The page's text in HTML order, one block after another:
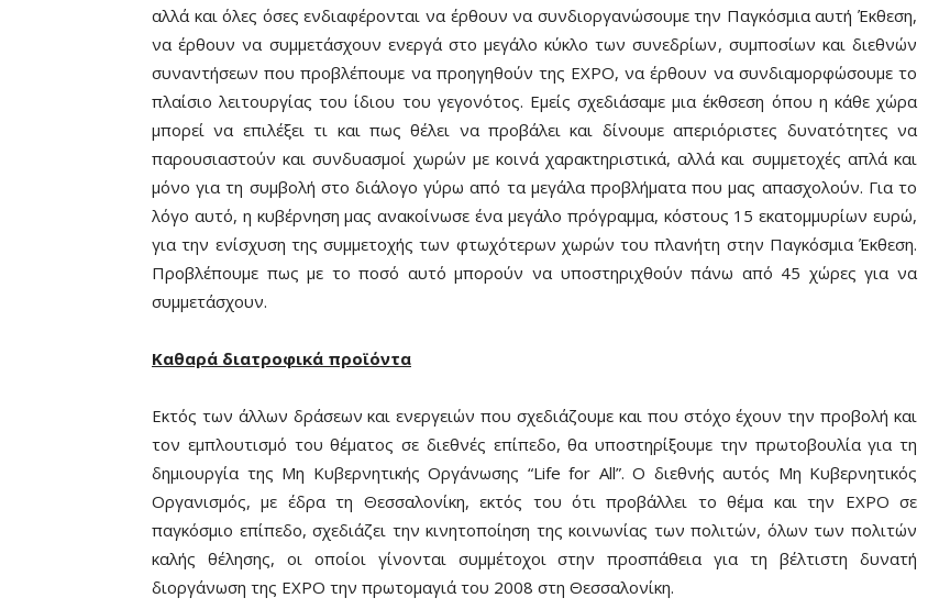
αλλά και όλες όσες ενδιαφέρονται να έρθουν να συνδιοργανώσουμε την Παγκόσμια αυτή Έκθεση,
να έρθουν να συμμετάσχουν ενεργά στο μεγάλο κύκλο των συνεδρίων, συμποσίων και διεθνών
συναντήσεων που προβλέπουμε να προηγηθούν της EXPO, να έρθουν να συνδιαμορφώσουμε το
πλαίσιο λειτουργίας του ίδιου του γεγονότος. Εμείς σχεδιάσαμε μια έκθσεση όπου η κάθε χώρα
μπορεί να επιλέξει τι και πως θέλει να προβάλει και δίνουμε απεριόριστες δυνατότητες να
παρουσιαστούν και συνδυασμοί χωρών με κοινά χαρακτηριστικά, αλλά και συμμετοχές απλά και
μόνο για τη συμβολή στο διάλογο γύρω από τα μεγάλα προβλήματα που μας απασχολούν. Για το
λόγο αυτό, η κυβέρνηση μας ανακοίνωσε ένα μεγάλο πρόγραμμα, κόστους 15 εκατομμυρίων ευρώ,
για την ενίσχυση της συμμετοχής των φτωχότερων χωρών του πλανήτη στην Παγκόσμια Έκθεση.
Προβλέπουμε πως με το ποσό αυτό μπορούν να υποστηριχθούν πάνω από 45 χώρες για να
συμμετάσχουν.
Καθαρά διατροφικά προϊόντα
Eκτός των άλλων δράσεων και ενεργειών που σχεδιάζουμε και που στόχο έχουν την προβολή και
τον εμπλουτισμό του θέματος σε διεθνές επίπεδο, θα υποστηρίξουμε την πρωτοβουλία για τη
δημιουργία της Μη Κυβερνητικής Οργάνωσης “Life for All”. Ο διεθνής αυτός Μη Κυβερνητικός
Οργανισμός, με έδρα τη Θεσσαλονίκη, εκτός του ότι προβάλλει το θέμα και την EXPO σε
παγκόσμιο επίπεδο, σχεδιάζει την κινητοποίηση της κοινωνίας των πολιτών, όλων των πολιτών
καλής θέλησης, οι οποίοι γίνονται συμμέτοχοι στην προσπάθεια για τη βέλτιστη δυνατή
διοργάνωση της EXPO την πρωτομαγιά του 2008 στη Θεσσαλονίκη.